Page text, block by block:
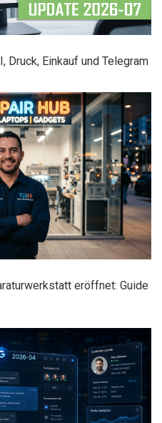
Druck, Einkauf und Telegram
eröffnet: Guide